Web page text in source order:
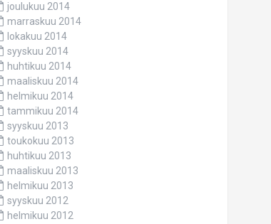
joulukuu 2014
marraskuu 2014
lokakuu 2014
syyskuu 2014
huhtikuu 2014
maaliskuu 2014
helmikuu 2014
tammikuu 2014
syyskuu 2013
toukokuu 2013
huhtikuu 2013
maaliskuu 2013
helmikuu 2013
syyskuu 2012
helmikuu 2012